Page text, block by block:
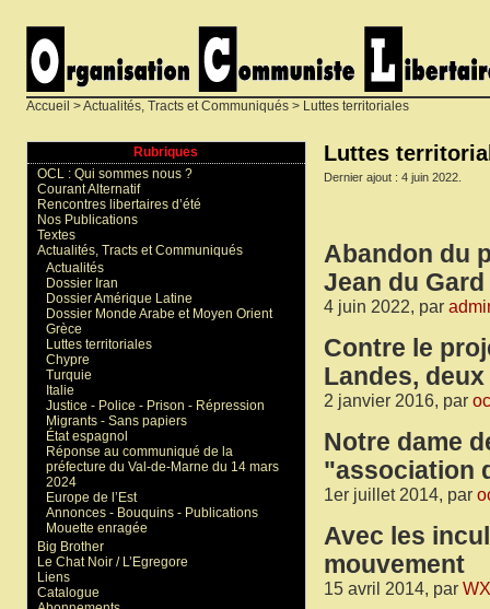
Accueil >Actualités, Tracts et Communiqués > Luttes territoriales
Luttes
Dernier ajout : 4 juin 2022.
Abandon du
Jean du Gard
4 juin 2022, par
Contre le
Landes,
2 janvier 2016, par
Notre dame
"association
1er juillet 2014, par
Avec les
mouvement
15 avril 2014, par
Rubriques
OCL : Qui sommes nous ?
Courant Alternatif
Rencontres libertaires d’été
Nos Publications
Textes
Actualités, Tracts et Communiqués
Actualités
Dossier Iran
Dossier Amérique Latine
Dossier Monde Arabe et Moyen Orient
Grèce
Luttes territoriales
Chypre
Turquie
Italie
Justice - Police - Prison - Répression
Migrants - Sans papiers
État espagnol
Réponse au communiqué de la
préfecture du Val-de-Marne du 14 mars
2024
Europe de l’Est
Annonces - Bouquins - Publications
Mouette enragée
Big Brother
Le Chat Noir / L’Egregore
Liens
Catalogue